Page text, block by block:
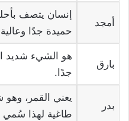
أمجد
إنسان يتصف
حميدة جدًا
بارق
هو الشيء شديد
جدًا.
بدر
يعني القمر،
طاغية لهذا سُمي